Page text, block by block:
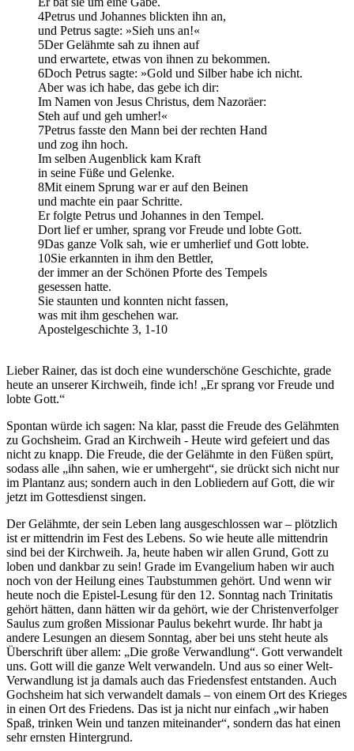
4Petrus und Johannes blickten ihn an,
und Petrus sagte: »Sieh uns an!«
5Der Gelähmte sah zu ihnen auf
und erwartete, etwas von ihnen zu bekommen.
6Doch Petrus sagte: »Gold und Silber habe ich nicht.
Aber was ich habe, das gebe ich dir:
Im Namen von Jesus Christus, dem Nazoräer:
Steh auf und geh umher!«
7Petrus fasste den Mann bei der rechten Hand
und zog ihn hoch.
Im selben Augenblick kam Kraft
in seine Füße und Gelenke.
8Mit einem Sprung war er auf den Beinen
und machte ein paar Schritte.
Er folgte Petrus und Johannes in den Tempel.
Dort lief er umher, sprang vor Freude und lobte Gott.
9Das ganze Volk sah, wie er umherlief und Gott lobte.
10Sie erkannten in ihm den Bettler,
der immer an der Schönen Pforte des Tempels
gesessen hatte.
Sie staunten und konnten nicht fassen,
was mit ihm geschehen war.
Apostelgeschichte 3, 1-10
Lieber Rainer, das ist doch eine wunderschöne Geschichte, grade
heute an unserer Kirchweih, finde ich! „Er sprang vor Freude und
lobte Gott.“
Spontan würde ich sagen: Na klar, passt die Freude des Gelähmten
zu Gochsheim. Grad an Kirchweih - Heute wird gefeiert und das
nicht zu knapp. Die Freude, die der Gelähmte in den Füßen spürt,
sodass alle „ihn sahen, wie er umhergeht“, sie drückt sich nicht nur
im Plantanz aus; sondern auch in den Lobliedern auf Gott, die wir
jetzt im Gottesdienst singen.
Der Gelähmte, der sein Leben lang ausgeschlossen war – plötzlich
ist er mittendrin im Fest des Lebens. So wie heute alle mittendrin
sind bei der Kirchweih. Ja, heute haben wir allen Grund, Gott zu
loben und dankbar zu sein! Grade im Evangelium haben wir auch
noch von der Heilung eines Taubstummen gehört. Und wenn wir
heute noch die Epistel-Lesung für den 12. Sonntag nach Trinitatis
gehört hätten, dann hätten wir da gehört, wie der Christenverfolger
Saulus zum großen Missionar Paulus bekehrt wurde. Ihr habt ja
andere Lesungen an diesem Sonntag, aber bei uns steht heute als
Überschrift über allem: „Die große Verwandlung“. Gott verwandelt
uns. Gott will die ganze Welt verwandeln. Und aus so einer Welt-
Verwandlung ist ja damals auch das Friedensfest entstanden. Auch
Gochsheim hat sich verwandelt damals – von einem Ort des Krieges
in einen Ort des Friedens. Das ist ja nicht nur einfach „wir haben
Spaß, trinken Wein und tanzen miteinander“, sondern das hat einen
sehr ernsten Hintergrund.